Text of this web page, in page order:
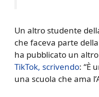
Un altro studente
che faceva parte
ha pubblicato un
TikTok, scrivendo: “È
una scuola che ama